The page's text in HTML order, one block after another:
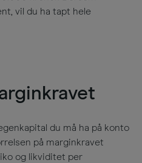
vil du ha tapt hele
du må ha på konto
på marginkravet
og likviditet per